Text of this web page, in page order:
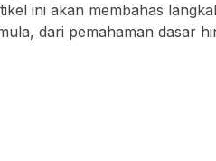
ini akan membahas
dari pemahaman dasar